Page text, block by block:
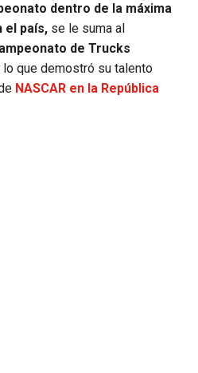
dentro de la máxima
el país, se le suma al
de Trucks
lo que demostró su talento
NASCAR en la República